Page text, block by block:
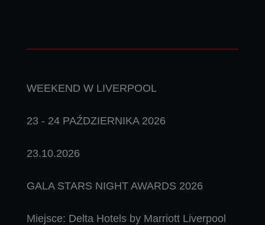
WEEKEND W LIVERPOOL
23 - 24 PAŹDZIERNIKA 2026
23.10.2026
GALA STARS NIGHT AWARDS 2026
Miejsce: Delta Hotels by Marriott Liverpool